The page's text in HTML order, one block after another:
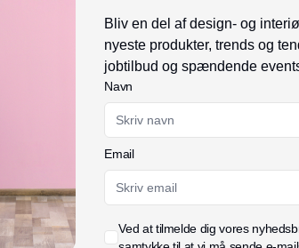
Bliv en del af design- og
nyeste produkter, trends og
jobtilbud og spændende
Navn
Email
Ved at tilmelde dig vores